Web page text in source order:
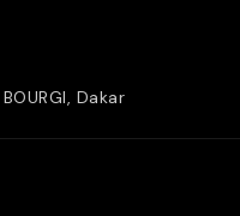
Dakar